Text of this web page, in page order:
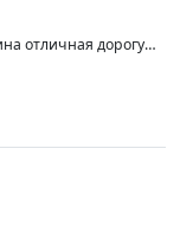
отличная дорогу
! я доволен!